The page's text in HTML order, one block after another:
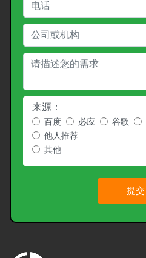
来源：
百度 必应 谷歌
他人推荐
其他
提交